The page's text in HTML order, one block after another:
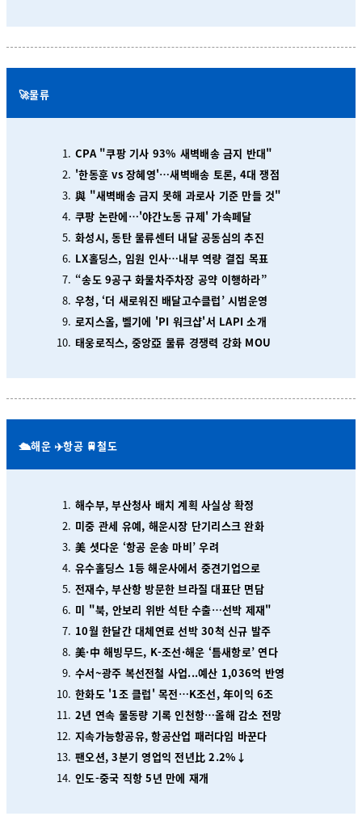
🚀물류
CPA "쿠팡 기사 93% 새벽배송 금지 반대"
'한동훈 vs 장혜영'…새벽배송 토론, 4대 쟁점
與 "새벽배송 금지 못해 과로사 기준 만들 것"
쿠팡 논란에…'야간노동 규제' 가속페달
화성시, 동탄 물류센터 내달 공동심의 추진
LX홀딩스, 임원 인사…내부 역량 결집 목표
“송도 9공구 화물차주차장 공약 이행하라”
우청, ‘더 새로워진 배달고수클럽’ 시범운영
로지스올, 벨기에 'PI 워크샵'서 LAPI 소개
태웅로직스, 중앙亞 물류 경쟁력 강화 MOU
🛳️해운 ✈️항공 🚆철도
해수부, 부산청사 배치 계획 사실상 확정
미중 관세 유예, 해운시장 단기리스크 완화
美 셧다운 ‘항공 운송 마비’ 우려
유수홀딩스 1등 해운사에서 중견기업으로
전재수, 부산항 방문한 브라질 대표단 면담
미 "북, 안보리 위반 석탄 수출…선박 제재"
10월 한달간 대체연료 선박 30척 신규 발주
美·中 해빙무드, K-조선·해운 ‘틈새항로’ 연다
수서~광주 복선전철 사업...예산 1,036억 반영
한화도 '1조 클럽' 목전…K조선, 年이익 6조
2년 연속 물동량 기록 인천항…올해 감소 전망
지속가능항공유, 항공산업 패러다임 바꾼다
팬오션, 3분기 영업익 전년比 2.2%↓
인도-중국 직항 5년 만에 재개